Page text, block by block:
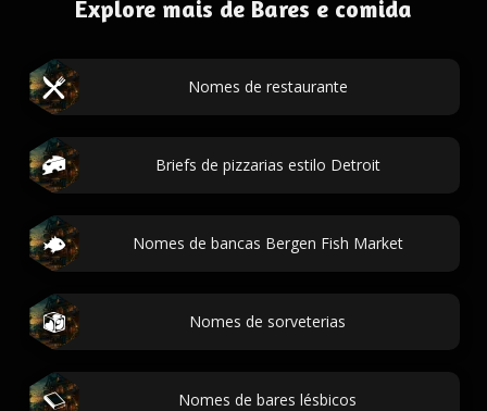
Explore mais de Bares e comida
Nomes de restaurante
Briefs de pizzarias estilo Detroit
Nomes de bancas Bergen Fish Market
Nomes de sorveterias
Nomes de bares lésbicos